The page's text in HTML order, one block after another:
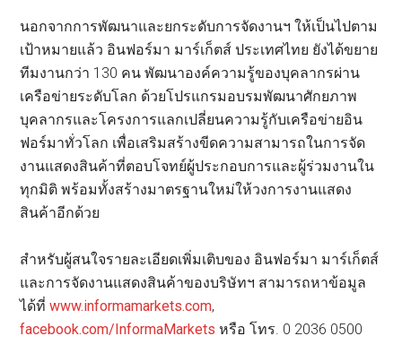
นอกจากการพัฒนาและยกระดับการจัดงานฯ ให้เป็นไปตาม
เป้าหมายแล้ว อินฟอร์มา มาร์เก็ตส์ ประเทศไทย ยังได้ขยาย
ทีมงานกว่า 130 คน พัฒนาองค์ความรู้ของบุคลากรผ่าน
เครือข่ายระดับโลก ด้วยโปรแกรมอบรมพัฒนาศักยภาพ
บุคลากรและโครงการแลกเปลี่ยนความรู้กับเครือข่ายอิน
ฟอร์มาทั่วโลก เพื่อเสริมสร้างขีดความสามารถในการจัด
งานแสดงสินค้าที่ตอบโจทย์ผู้ประกอบการและผู้ร่วมงานใน
ทุกมิติ พร้อมทั้งสร้างมาตรฐานใหม่ให้วงการงานแสดง
สินค้าอีกด้วย
สำหรับผู้สนใจรายละเอียดเพิ่มเติบของ อินฟอร์มา มาร์เก็ตส์
และการจัดงานแสดงสินค้าของบริษัทฯ สามารถหาข้อมูล
ได้ที่www.informamarkets.com,
facebook.com/InformaMarkets หรือ โทร. 0 2036 0500